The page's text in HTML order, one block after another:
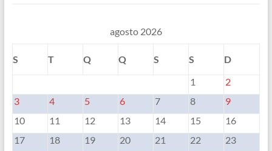
agosto 2026
S T Q Q S S
D
1
2
3
4 5 6 7 8
9
10
11 12 13 14 15
16
17
18 19 20 21 22
23